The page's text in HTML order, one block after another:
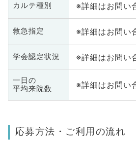
カルテ種別 ※詳細はお問い
救急指定 ※詳細はお問い
学会認定状況 ※詳細はお問い
一日の
平均来院数
※詳細はお問い
応募方法・ご利用の流れ